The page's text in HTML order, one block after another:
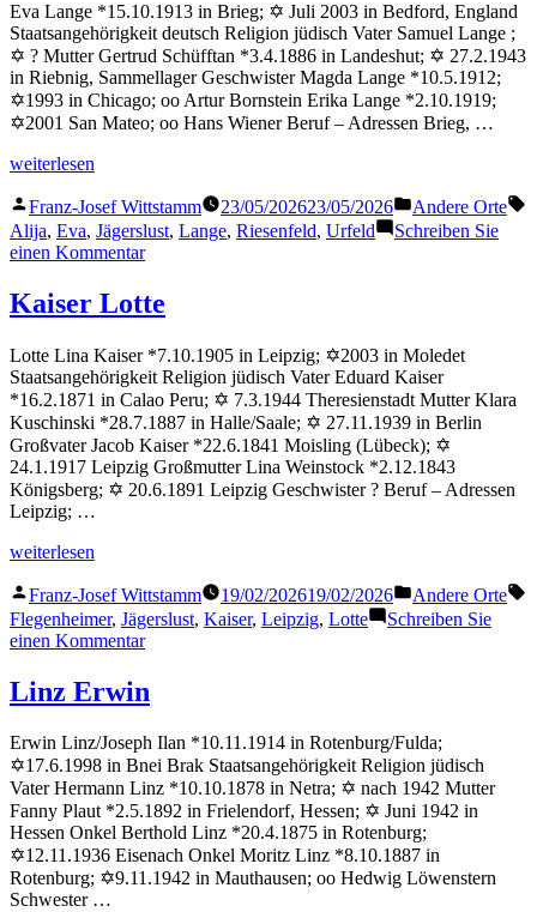
Eva Lange *15.10.1913 in Brieg; ✡ Juli 2003 in Bedford, England
Staatsangehörigkeit deutsch Religion jüdisch Vater Samuel Lange ;
✡ ? Mutter Gertrud Schüfftan *3.4.1886 in Landeshut; ✡ 27.2.1943
in Riebnig, Sammellager Geschwister Magda Lange *10.5.1912;
✡1993 in Chicago; oo Artur Bornstein Erika Lange *2.10.1919;
✡2001 San Mateo; oo Hans Wiener Beruf – Adressen Brieg, …
„Lange
weiterlesen
Veröffentlicht
von
Franz-Josef Wittstamm 23/05/202623/05/2026
Veröffentlicht
in
Andere Orte
Alija, Eva, Jägerslust, Lange, Riesenfeld, Urfeld
Schreiben Sie
einen Kommentarzu
Eva
Kaiser Lotte
Lotte Lina Kaiser *7.10.1905 in Leipzig; ✡2003 in Moledet
Staatsangehörigkeit Religion jüdisch Vater Eduard Kaiser
*16.2.1871 in Calao Peru; ✡ 7.3.1944 Theresienstadt Mutter Klara
Kuschinski *28.7.1887 in Halle/Saale; ✡ 27.11.1939 in Berlin
Großvater Jacob Kaiser *22.6.1841 Moisling (Lübeck); ✡
24.1.1917 Leipzig Großmutter Lina Weinstock *2.12.1843
Königsberg; ✡ 20.6.1891 Leipzig Geschwister ? Beruf – Adressen
Leipzig; …
„Kaiser
weiterlesen
Veröffentlicht
von
Franz-Josef Wittstamm 19/02/202619/02/2026
Veröffentlicht
in
Andere Orte
Flegenheimer, Jägerslust, Kaiser, Leipzig, Lotte
Schreiben Sie
einen Kommentarzu
Linz Erwin
Erwin Linz/Joseph Ilan *10.11.1914 in Rotenburg/Fulda;
✡17.6.1998 in Bnei Brak Staatsangehörigkeit Religion jüdisch
Vater Hermann Linz *10.10.1878 in Netra; ✡ nach 1942 Mutter
Fanny Plaut *2.5.1892 in Frielendorf, Hessen; ✡ Juni 1942 in
Hessen Onkel Berthold Linz *20.4.1875 in Rotenburg;
✡12.11.1936 Eisenach Onkel Moritz Linz *8.10.1887 in
Rotenburg; ✡9.11.1942 in Mauthausen; oo Hedwig Löwenstern
Schwester …